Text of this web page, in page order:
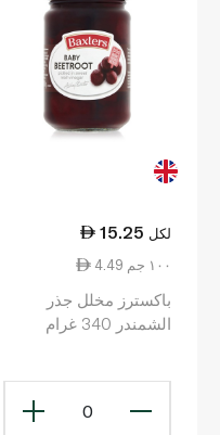
15.25 لكل
4.49 ١٠٠ جم
باكسترز مخلل جذر
الشمندر 340 غرام
0